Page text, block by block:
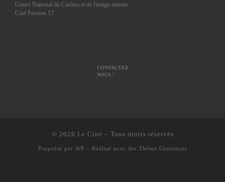
Centre Național du Cinéma et de l'image animée
Ciné Passion 17
CONTACTEZ
NOUS !
© 2026 Le Ciné – Tous droits réservés
Propulsé par WP – Réalisé avec the Thème Customizr